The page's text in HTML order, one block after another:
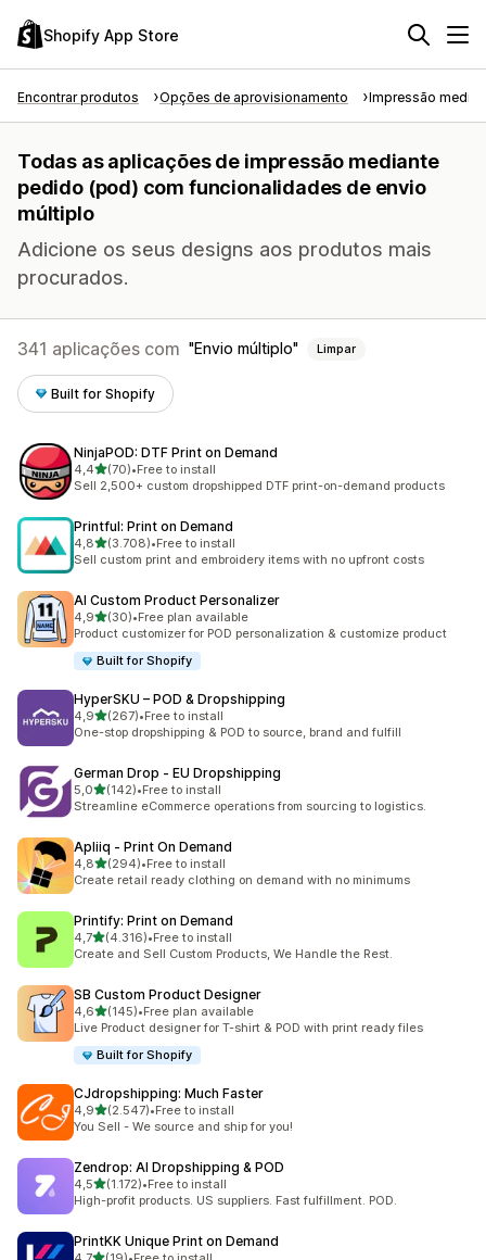
Shopify App Store
Encontrar produtos Opções de aprovisionamento Impressão
Todas as aplicações de impressão mediante
pedido (pod) com funcionalidades de envio
múltiplo
Adicione os seus designs aos produtos mais
procurados.
341 aplicações com Envio múltiplo Limpar
Built for Shopify
NinjaPOD: DTF Print on Demand
4,4de 5 estrelas
(70)
70 total de avaliações
•Free to install
Sell 2,500+ custom dropshipped DTF print-on-demand products
Printful: Print on Demand
4,8de 5 estrelas
(3.708)
3708 total de avaliações
•Free to install
Sell custom print and embroidery items with no upfront costs
AI Custom Product Personalizer
4,9de 5 estrelas
(30)
30 total de avaliações
•Free plan available
Product customizer for POD personalization & customize product
Built for Shopify
HyperSKU – POD & Dropshipping
4,9de 5 estrelas
(267)
267 total de avaliações
•Free to install
One-stop dropshipping & POD to source, brand and fulfill
German Drop ‑ EU Dropshipping
5,0de 5 estrelas
(142)
142 total de avaliações
•Free to install
Streamline eCommerce operations from sourcing to logistics.
Apliiq ‑ Print On Demand
4,8de 5 estrelas
(294)
294 total de avaliações
•Free to install
Create retail ready clothing on demand with no minimums
Printify: Print on Demand
4,7de 5 estrelas
(4.316)
4316 total de avaliações
•Free to install
Create and Sell Custom Products, We Handle the Rest.
SB Custom Product Designer
4,6de 5 estrelas
(145)
145 total de avaliações
•Free plan available
Live Product designer for T-shirt & POD with print ready files
Built for Shopify
CJdropshipping: Much Faster
4,9de 5 estrelas
(2.547)
2547 total de avaliações
•Free to install
You Sell - We source and ship for you!
Zendrop: AI Dropshipping & POD
4,5de 5 estrelas
(1.172)
1172 total de avaliações
•Free to install
High-profit products. US suppliers. Fast fulfillment. POD.
PrintKK Unique Print on Demand
de 5 estrelas